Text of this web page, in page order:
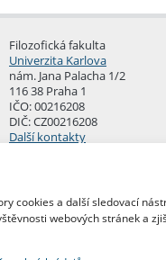
cookies a další sledovací
webových stránek a
Filozofická fakulta
Univerzita Karlova
nám. Jana Palacha 1/2
116 38 Praha 1
IČO: 00216208
DIČ: CZ00216208
Další kontakty